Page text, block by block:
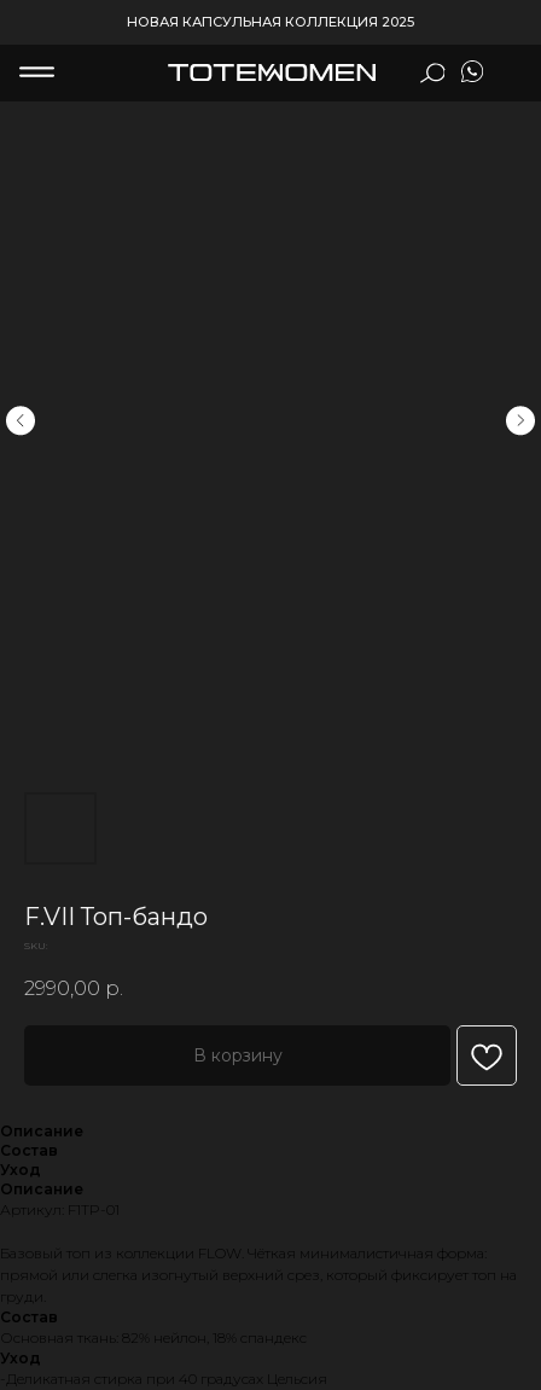
НОВАЯ КАПСУЛЬНАЯ КОЛЛЕКЦИЯ 2025
F.VII Топ-бандо
SKU:
2990,00 р.
В корзину
Описание
Состав
Уход
Описание
Артикул: F1TP-01
Базовый топ из коллекции FLOW. Чёткая минималистичная форма:
прямой или слегка изогнутый верхний срез, который фиксирует топ на
груди.
Состав
Основная ткань: 82% нейлон, 18% спандекс
Уход
-Деликатная стирка при 40 градусах Цельсия